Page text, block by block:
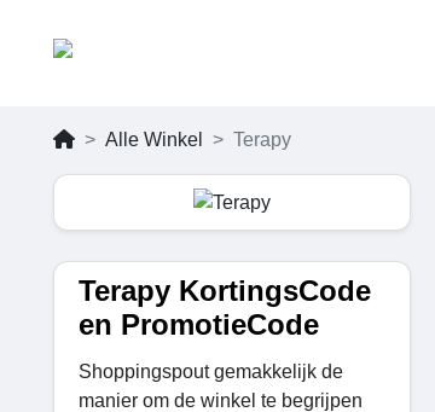
Alle Winkel Terapy
Terapy KortingsCode
en PromotieCode
Shoppingspout gemakkelijk de
manier om de winkel te begrijpen